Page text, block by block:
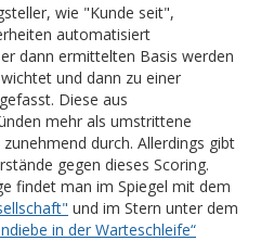
wie "Kunde seit",
automatisiert
dann ermittelten Basis werden
und dann zu einer
Diese aus
mehr als umstrittene
durch. Allerdings gibt
gegen dieses Scoring.
findet man im Spiegel mit dem
und im Stern unter dem
in der Warteschleife“